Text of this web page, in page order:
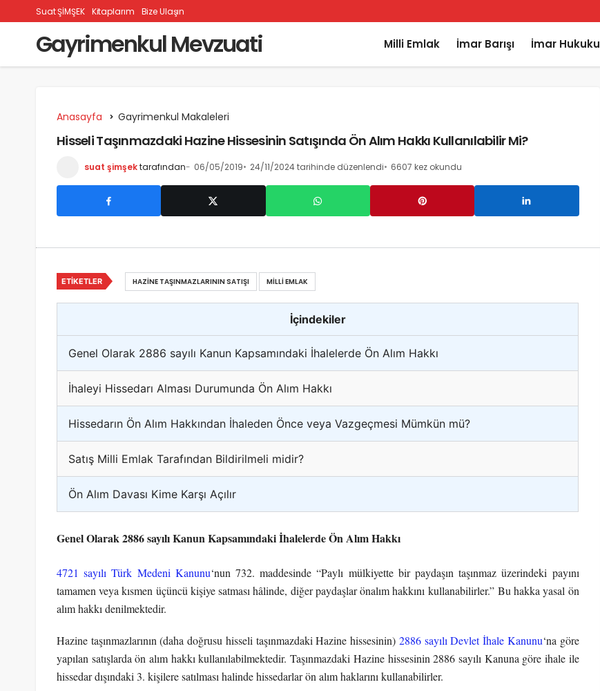
Suat ŞİMŞEK Kitaplarım Bize Ulaşın
Gayrimenkul Mevzuati Milli Emlak İmar Barışı İmar Hukuku
Anasayfa Gayrimenkul Makaleleri
Hisseli Taşınmazdaki Hazine Hissesinin Satışında Ön Alım Hakkı Kullanılabilir Mi?
suat şimşektarafından 06/05/2019 24/11/2024 tarihinde düzenlendi 6607 kez okundu
İçindekiler
Genel Olarak 2886 sayılı Kanun Kapsamındaki İhalelerde Ön Alım Hakkı
İhaleyi Hissedarı Alması Durumunda Ön Alım Hakkı
Hissedarın Ön Alım Hakkından İhaleden Önce veya Vazgeçmesi Mümkün mü?
Satış Milli Emlak Tarafından Bildirilmeli midir?
Ön Alım Davası Kime Karşı Açılır
Genel Olarak 2886 sayılı Kanun Kapsamındaki İhalelerde Ön Alım Hakkı
4721 sayılı Türk Medeni Kanunu‘nun 732. maddesinde “Paylı mülkiyette bir paydaşın taşınmaz üzerindeki payını
tamamen veya kısmen üçüncü kişiye satması hâlinde, diğer paydaşlar önalım hakkını kullanabilirler.” Bu hakka yasal ön
alım hakkı denilmektedir.
Hazine taşınmazlarının (daha doğrusu hisseli taşınmazdaki Hazine hissesinin) 2886 sayılı Devlet İhale Kanunu‘na göre
yapılan satışlarda ön alım hakkı kullanılabilmektedir. Taşınmazdaki Hazine hissesinin 2886 sayılı Kanuna göre ihale ile
hissedar dışındaki 3. kişilere satılması halinde hissedarlar ön alım haklarını kullanabilirler.
ETIKETLER HAZINE TAŞINMAZLARININ SATIŞI MILLI EMLAK